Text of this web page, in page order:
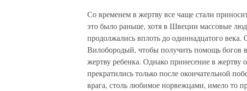
Со временем в жертву все чаще стали
это было раньше, хотя в Швеции массовые
продолжались вплоть до одиннадцатого
Вилобородый, чтобы получить помощь богов
жертву ребенка. Однако принесение в жертву
прекратились только после окончательной
врага, столь любимое норвежцами, имело то